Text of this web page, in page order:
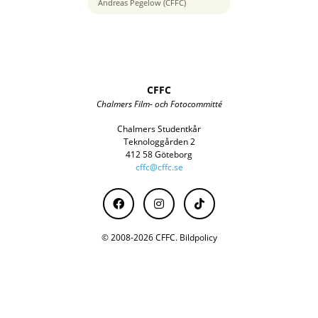
Andreas Pegelow (CFFC)
CFFC
Chalmers Film- och Fotocommitté
Chalmers Studentkår
Teknologgården 2
412 58 Göteborg
cffc@cffc.se
© 2008-2026 CFFC. Bildpolicy